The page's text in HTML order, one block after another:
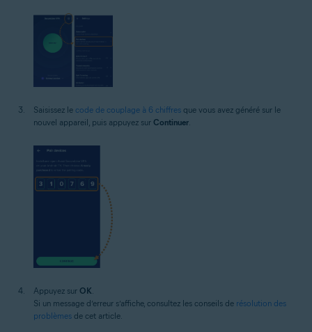
Saisissez le code de couplage à 6 chiffres que vous avez généré sur le
nouvel appareil, puis appuyez sur Continuer
Appuyez sur OK
Si un message d’erreur s’affiche, consultez les conseils de résolution des
problèmes de cet article.